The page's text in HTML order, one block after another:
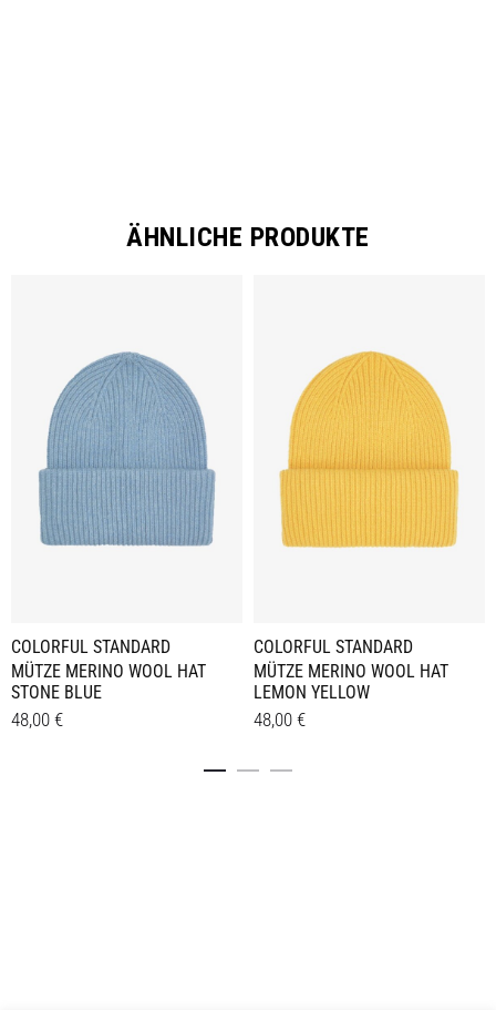
ÄHNLICHE PRODUKTE
COLORFUL STANDARD
MÜTZE MERINO WOOL HAT
STONE BLUE
48,00 €
COLORFUL STANDARD
MÜTZE MERINO WOOL HAT
LEMON YELLOW
48,00 €